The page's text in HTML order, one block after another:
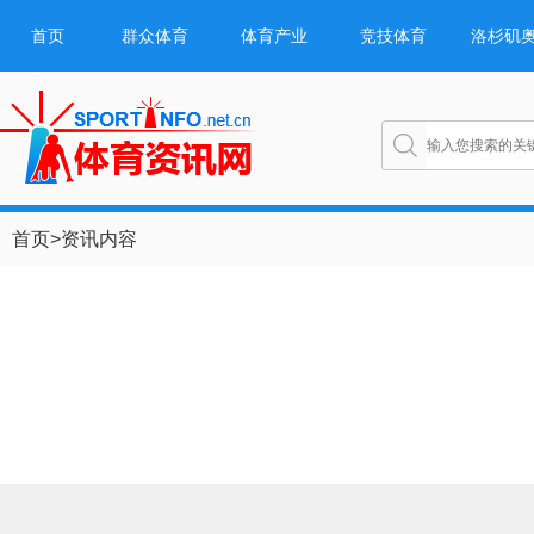
首页 群众体育 体育产业 竞技体育 洛杉矶
首页>资讯内容